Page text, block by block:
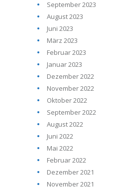
September 2023
August 2023
Juni 2023
März 2023
Februar 2023
Januar 2023
Dezember 2022
November 2022
Oktober 2022
September 2022
August 2022
Juni 2022
Mai 2022
Februar 2022
Dezember 2021
November 2021